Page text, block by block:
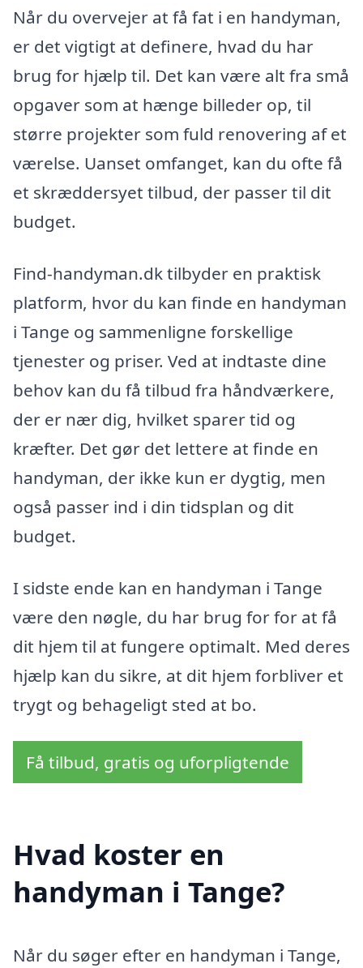
Når du overvejer at få fat i en handyman,
er det vigtigt at definere, hvad du har
brug for hjælp til. Det kan være alt fra små
opgaver som at hænge billeder op, til
større projekter som fuld renovering af et
værelse. Uanset omfanget, kan du ofte få
et skræddersyet tilbud, der passer til dit
budget.
Find-handyman.dk tilbyder en praktisk
platform, hvor du kan finde en handyman
i Tange og sammenligne forskellige
tjenester og priser. Ved at indtaste dine
behov kan du få tilbud fra håndværkere,
der er nær dig, hvilket sparer tid og
kræfter. Det gør det lettere at finde en
handyman, der ikke kun er dygtig, men
også passer ind i din tidsplan og dit
budget.
I sidste ende kan en handyman i Tange
være den nøgle, du har brug for for at få
dit hjem til at fungere optimalt. Med deres
hjælp kan du sikre, at dit hjem forbliver et
trygt og behageligt sted at bo.
Få tilbud, gratis og uforpligtende
Hvad koster en
handyman i Tange?
Når du søger efter en handyman i Tange,